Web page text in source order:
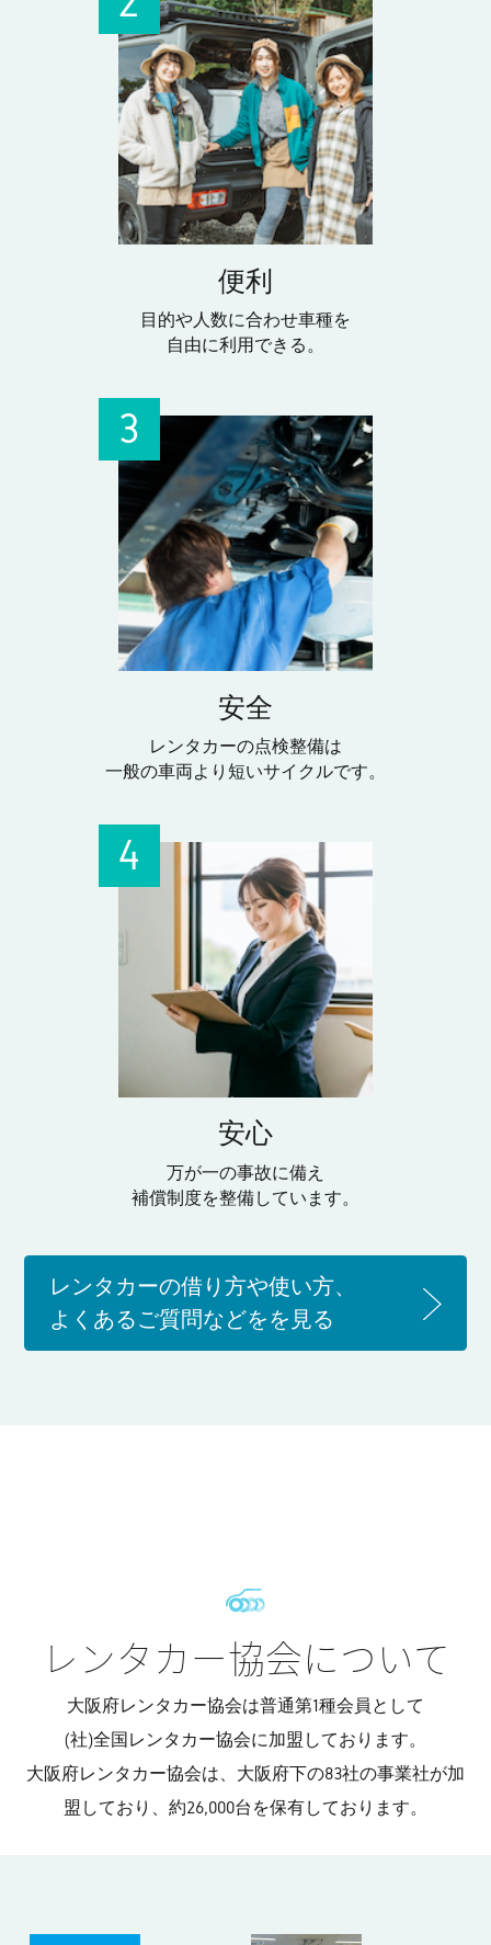
便利
目的や人数に合わせ車種を
自由に利用できる。
安全
レンタカーの点検整備は
一般の車両より短いサイクルです。
安心
万が一の事故に備え
補償制度を整備しています。
レンタカーの借り方や使い方、
よくあるご質問などをを見る
レンタカー協会について
大阪府レンタカー協会は普通第1種会員として
(社)全国レンタカー協会に加盟しております。
大阪府レンタカー協会は、大阪府下の83社の事業社が加
盟しており、 約26,000台を保有しております。